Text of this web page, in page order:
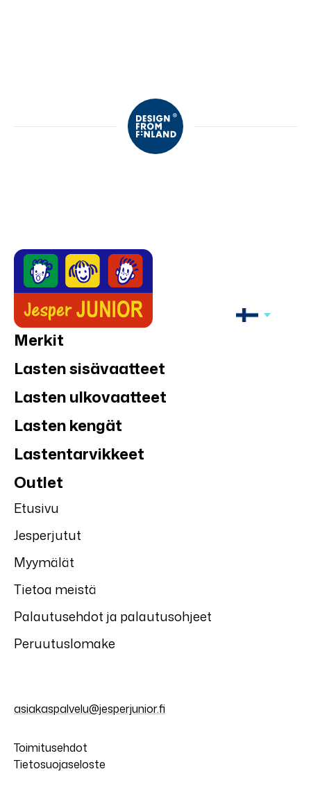
Merkit
Lasten sisävaatteet
Lasten ulkovaatteet
Lasten kengät
Lastentarvikkeet
Outlet
Etusivu
Jesperjutut
Myymälät
Tietoa meistä
Palautusehdot ja palautusohjeet
Peruutuslomake
asiakaspalvelu@jesperjunior.fi
Toimitusehdot
Tietosuojaseloste